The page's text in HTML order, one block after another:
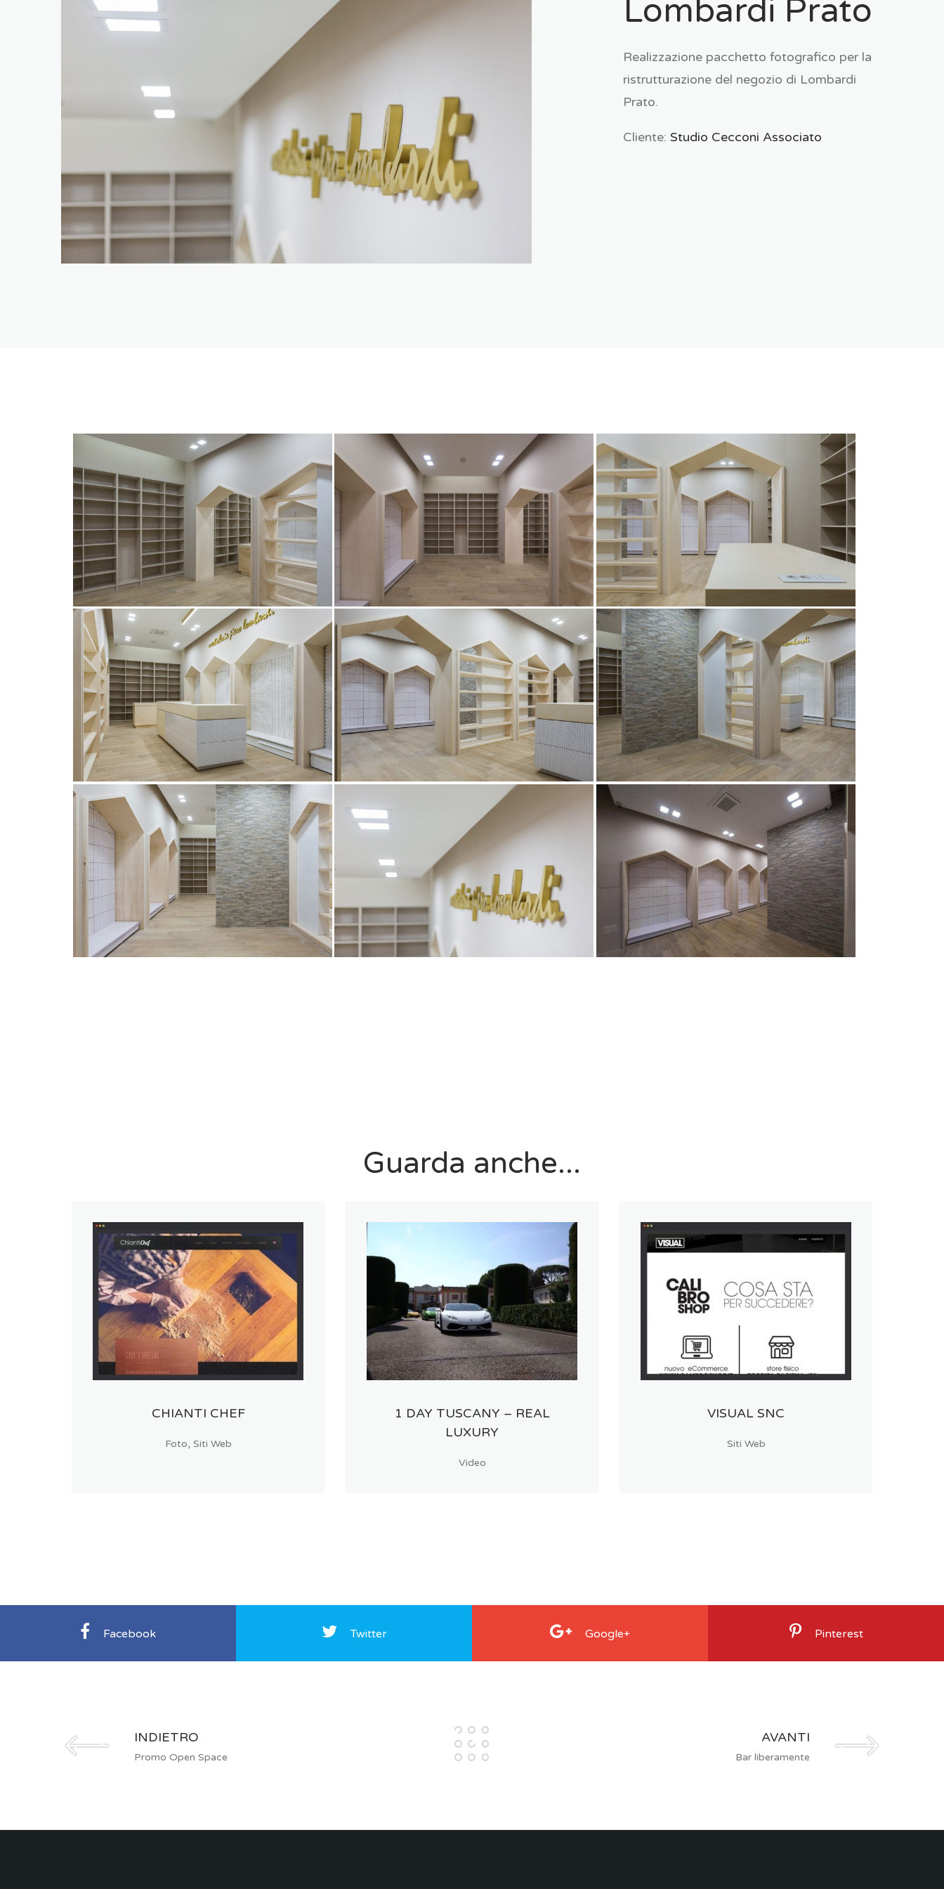
Lombardi Prato
Realizzazione pacchetto fotografico per la
ristrutturazione del negozio di Lombardi
Prato.
Cliente: Studio Cecconi Associato
Guarda anche...
CHIANTI CHEF
Foto, Siti Web
1 DAY TUSCANY – REAL
LUXURY
Video
VISUAL SNC
Siti Web
Facebook Twitter Google+ Pinterest
INDIETRO
Promo Open Space
AVANTI
Bar liberamente